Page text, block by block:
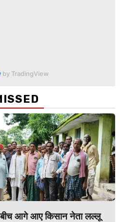
by TradingView
बीच आगे आए किसान नेता लल्लू